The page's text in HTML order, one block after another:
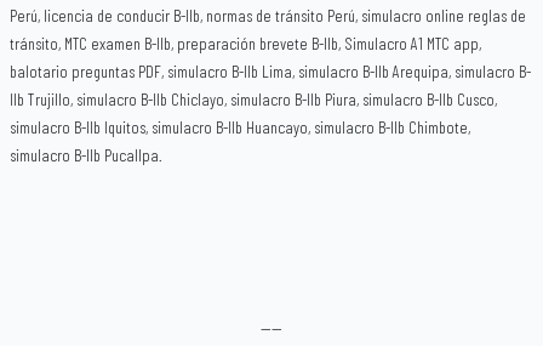
Perú, licencia de conducir B-IIb, normas de tránsito Perú, simulacro online reglas de
tránsito, MTC examen B-IIb, preparación brevete B-IIb, Simulacro A1 MTC app,
balotario preguntas PDF, simulacro B-IIb Lima, simulacro B-IIb Arequipa, simulacro B-
IIb Trujillo, simulacro B-IIb Chiclayo, simulacro B-IIb Piura, simulacro B-IIb Cusco,
simulacro B-IIb Iquitos, simulacro B-IIb Huancayo, simulacro B-IIb Chimbote,
simulacro B-IIb Pucallpa.
----